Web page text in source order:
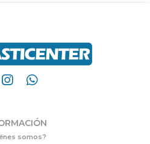
somos?